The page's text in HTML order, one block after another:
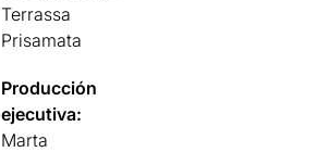
Terrassa
Prisamata
Producción
ejecutiva:
Marta